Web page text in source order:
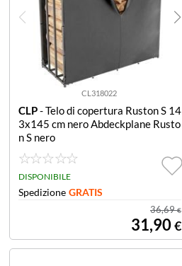
CL318022
CLP- Telo di copertura Ruston S 14
3x145 cm nero Abdeckplane Rusto
n S nero
DISPONIBILE
Spedizione GRATIS
36,69€
31,90€